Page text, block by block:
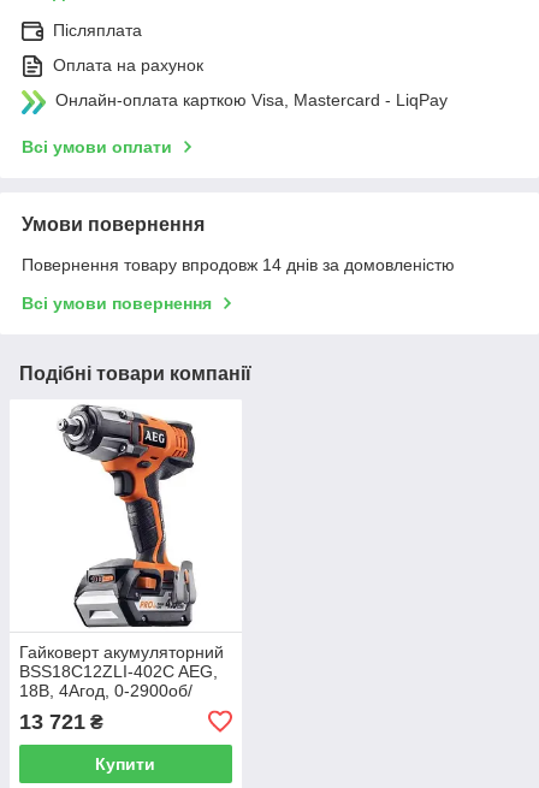
Післяплата
Оплата на рахунок
Онлайн-оплата карткою Visa, Mastercard - LiqPay
Всі умови оплати
Умови повернення
Повернення товару впродовж 14 днів за домовленістю
Всі умови повернення
Подібні товари компанії
Гайковерт акумуляторний
BSS18C12ZLI-402C AEG,
18В, 4Агод, 0-2900об/
13 721 ₴
Купити